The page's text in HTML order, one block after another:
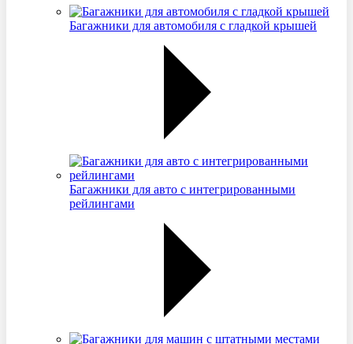
Багажники для автомобиля с гладкой крышей
Багажники для авто с интегрированными
рейлингами